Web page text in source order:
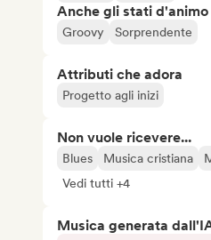
Anche gli stati
Groovy Sorprendente
Attributi che adora
Progetto agli inizi
Non vuole ricevere...
Blues Musica cristiana
Vedi tutti +4
Musica generata